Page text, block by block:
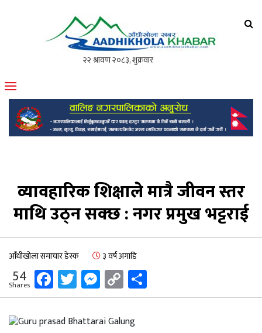
मोफसलकै लोकप्रिय अनलाइन पत्रिका
व्यावहारिक शिक्षाले मात्रै जीवन स्तर
माथि उठ्न सक्छ : नगर प्रमुख भट्टराई
आँधीखोला समाचार डेस्क ३ वर्ष अगाडि
54
Shares Facebook
Twitter
Messenger
Copy
Link